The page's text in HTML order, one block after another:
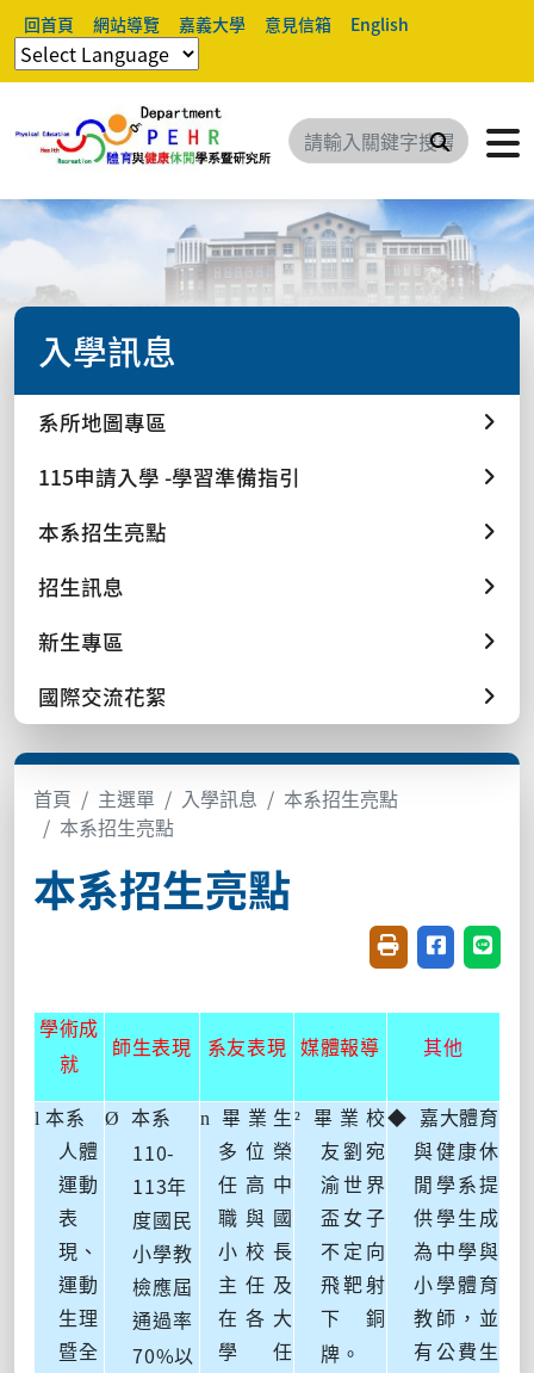
回首頁 網站導覽 嘉義大學 意見信箱 English
搜尋
入學訊息
系所地圖專區
115申請入學 -學習準備指引
本系招生亮點
招生訊息
新生專區
國際交流花絮
首頁 主選單 入學訊息
本系招生亮點
本系招生亮點
本系招生亮點
友善列印(開新視
分享至臉書
分享
學術成
就
師生表現 系友表現 媒體報導 其他
l 本系
人體
運動
表
現、
運動
生理
暨全
Ø 本系
110-
113年
度國民
小學教
檢應屆
通過率
70%以
n
畢業生
多位榮
任高中
職與國
小校長
主任及
在各大
學任
²
畢業校
友劉宛
渝世界
盃女子
不定向
飛靶射
下銅
牌。
◆
嘉大體育
與健康休
閒學系提
供學生成
為中學與
小學體育
教師，並
有公費生